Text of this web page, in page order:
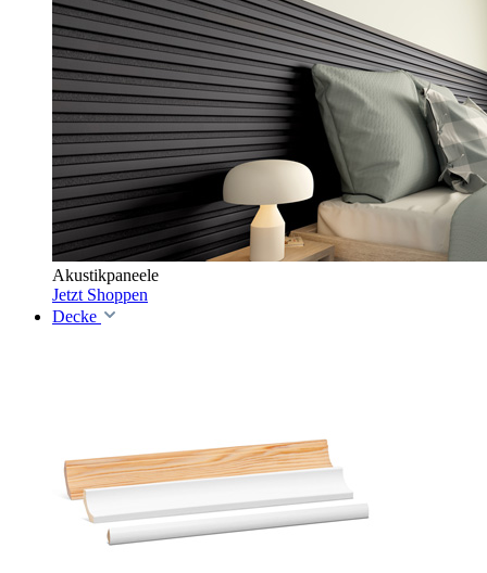
Akustikpaneele
Jetzt Shoppen
Decke